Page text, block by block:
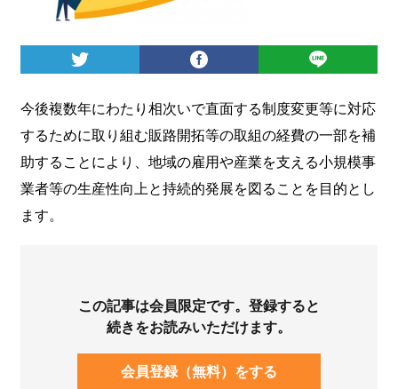
今後複数年にわたり相次いで直面する制度変更等に対応
するために取り組む販路開拓等の取組の経費の一部を補
助することにより、地域の雇用や産業を支える小規模事
業者等の生産性向上と持続的発展を図ることを目的とし
ます。
この記事は会員限定です。登録すると
続きをお読みいただけます。
会員登録（無料）をする